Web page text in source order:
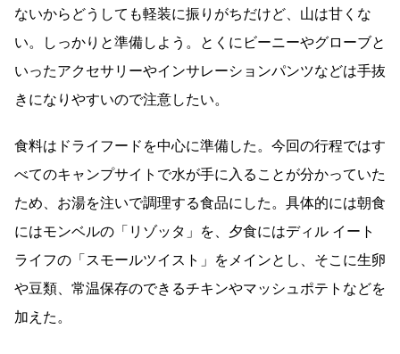
ないからどうしても軽装に振りがちだけど、山は甘くな
い。しっかりと準備しよう。とくにビーニーやグローブと
いったアクセサリーやインサレーションパンツなどは手抜
きになりやすいので注意したい。
食料はドライフードを中心に準備した。今回の行程ではす
べてのキャンプサイトで水が手に入ることが分かっていた
ため、お湯を注いで調理する食品にした。具体的には朝食
にはモンベルの「リゾッタ」を、夕食にはディル イート
ライフの「スモールツイスト」をメインとし、そこに生卵
や豆類、常温保存のできるチキンやマッシュポテトなどを
加えた。